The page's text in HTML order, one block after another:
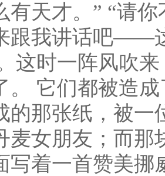
有天才。” “请
跟我讲话吧——
这时一阵风吹
。 它们都被造
的那张纸，被一
麦女朋友；而那
写着一首赞美挪